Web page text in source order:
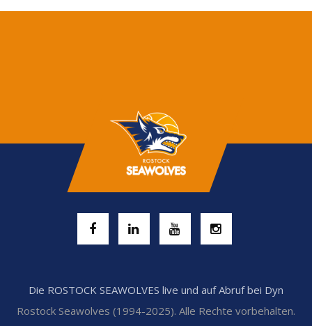
Die ROSTOCK SEAWOLVES live und auf Abruf bei Dyn
Rostock Seawolves (1994-2025). Alle Rechte vorbehalten.